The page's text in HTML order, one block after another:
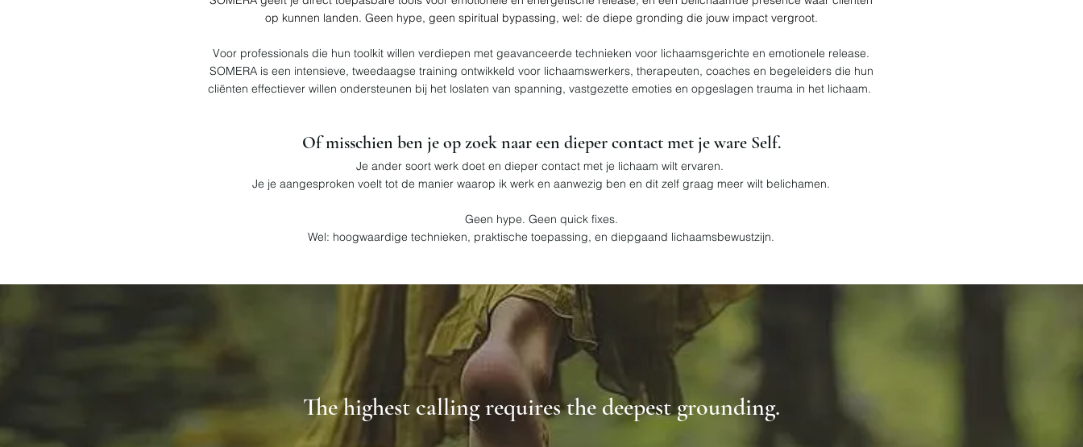
op kunnen landen. Geen hype, geen spiritual bypassing, wel: de diepe gronding die jouw impact vergroot.
Voor professionals die hun toolkit willen verdiepen met geavanceerde technieken voor lichaamsgerichte en emotionele release.
SOMERA is een intensieve, tweedaagse training ontwikkeld voor lichaamswerkers, therapeuten, coaches en begeleiders die hun
cliënten effectiever willen ondersteunen bij het loslaten van spanning, vastgezette emoties en opgeslagen trauma in het lichaam.
Of misschien ben je op zoek naar een dieper contact met je ware Self.
Je ander soort werk doet en dieper contact met je lichaam wilt ervaren.
Je je aangesproken voelt tot de manier waarop ik werk en aanwezig ben en dit zelf graag meer wilt belichamen.
Geen hype. Geen quick fixes.
Wel: hoogwaardige technieken, praktische toepassing, en diepgaand lichaamsbewustzijn.
The highest calling requires the deepest grounding.